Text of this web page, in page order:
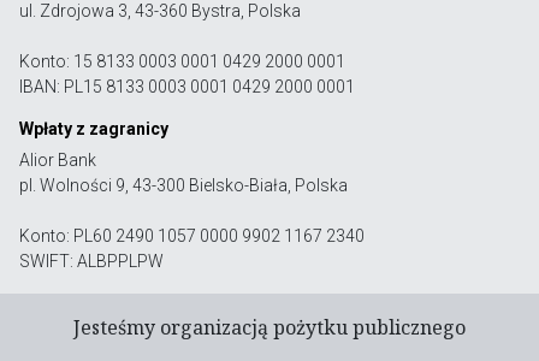
ul. Zdrojowa 3, 43-360 Bystra, Polska
Konto: 15 8133 0003 0001 0429 2000 0001
IBAN: PL15 8133 0003 0001 0429 2000 0001
Wpłaty z zagranicy
Alior Bank
pl. Wolności 9, 43-300 Bielsko-Biała, Polska
Konto: PL60 2490 1057 0000 9902 1167 2340
SWIFT: ALBPPLPW
Jesteśmy organizacją pożytku publicznego